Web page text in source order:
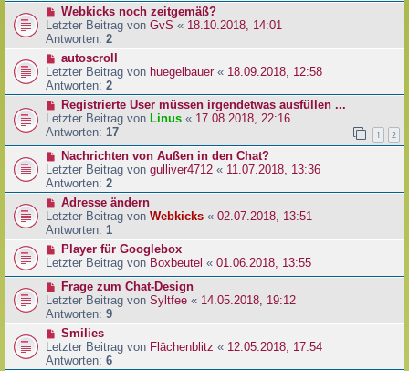
Webkicks noch zeitgemäß?
Letzter Beitrag von GvS « 18.10.2018, 14:01
Antworten: 2
autoscroll
Letzter Beitrag von huegelbauer« 18.09.2018, 12:58
Antworten: 2
Registrierte User müssen irgendetwas ausfüllen ...
Letzter Beitrag von Linus « 17.08.2018, 22:16
Antworten: 17 1 2
Nachrichten von Außen in den Chat?
Letzter Beitrag von gulliver4712 « 11.07.2018, 13:36
Antworten: 2
Adresse ändern
Letzter Beitrag von Webkicks « 02.07.2018, 13:51
Antworten: 1
Player für Googlebox
Letzter Beitrag von Boxbeutel « 01.06.2018, 13:55
Frage zum Chat-Design
Letzter Beitrag von Syltfee « 14.05.2018, 19:12
Antworten: 9
Smilies
Letzter Beitrag von Flächenblitz « 12.05.2018, 17:54
Antworten: 6